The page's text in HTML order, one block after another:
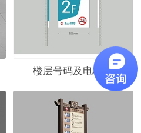
楼层号码及电梯牌